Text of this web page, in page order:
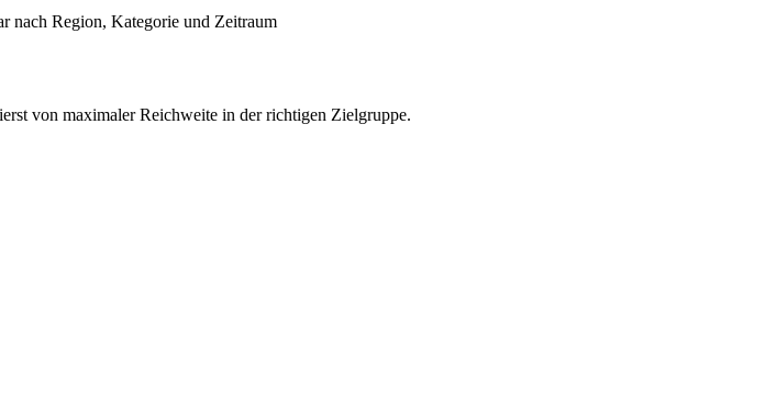
nach Region, Kategorie und Zeitraum
von maximaler Reichweite in der richtigen Zielgruppe.